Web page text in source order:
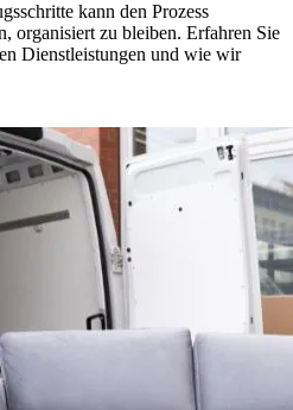
kann den Prozess
organisiert zu bleiben. Erfahren Sie
Dienstleistungen und wie wir